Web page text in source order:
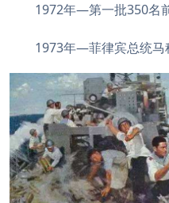
1972年—第一批350名
1973年—菲律宾总统马